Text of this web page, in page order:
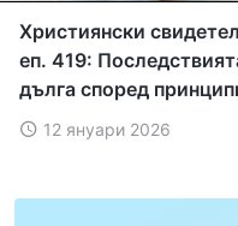
Християнски
еп. 419:
дълга според
12 януари 2026